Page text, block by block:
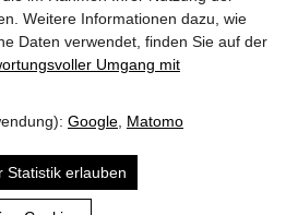
Weitere Informationen dazu, wie
Daten verwendet, finden Sie auf der
Umgang mit
Google Matomo
Statistik erlauben
zur Übersicht
Holz.powered byKOPPELHUBER² und
ZT OG
|
Datenschutz Impressum